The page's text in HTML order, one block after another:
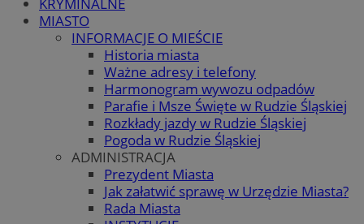
MIASTO
INFORMACJE O MIEŚCIE
Historia miasta
Ważne adresy i telefony
Harmonogram wywozu odpadów
Parafie i Msze Święte w Rudzie Śląskiej
Rozkłady jazdy w Rudzie Śląskiej
Pogoda w Rudzie Śląskiej
ADMINISTRACJA
Prezydent Miasta
Jak załatwić sprawę w Urzędzie Miasta?
Rada Miasta